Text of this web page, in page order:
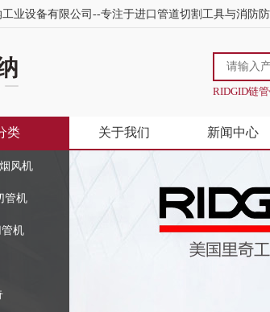
业设备有限公司--专注于进口管道切割工具与消防
RIDGID链
类
风机
管机
机
关于我们 新闻中心